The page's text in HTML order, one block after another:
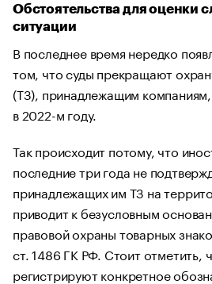
Обстоятельства для оценки
ситуации
В последнее время нередко
том, что суды прекращают
(ТЗ), принадлежащим
в 2022-м году.
Так происходит потому, что
последние три года не
принадлежащих им ТЗ на
приводит к безусловным
правовой охраны товарных
ст. 1486 ГК РФ. Стоит отметить,
регистрируют конкретное